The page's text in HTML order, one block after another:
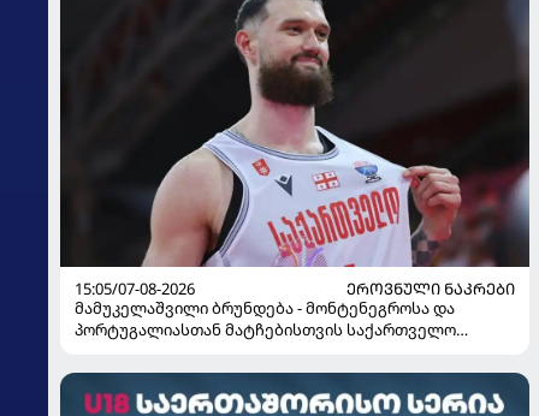
15:05/07-08-2026
ᲔᲠᲝᲕᲜᲣᲚᲘ ᲜᲐᲙᲠᲔᲑᲘ
მამუკელაშვილი ბრუნდება - მონტენეგროსა და
პორტუგალიასთან მატჩებისთვის საქართველო